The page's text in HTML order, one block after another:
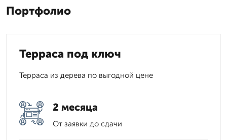
Портфолио
Терраса под ключ
Терраса из дерева по выгодной цене
2 месяца
От заявки до сдачи